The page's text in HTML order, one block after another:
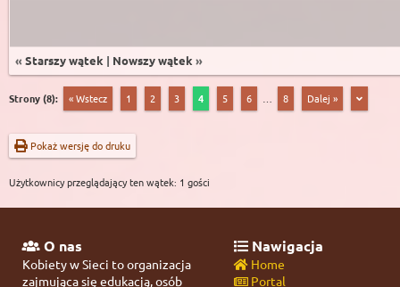
« Starszy wątek | Nowszy wątek »
Strony (8): « Wstecz 1 2 3 4 5 6 8 Dalej »
Pokaż wersję do druku
Użytkownicy przeglądający ten wątek: 1 gości
O nas
Kobiety w Sieci to organizacja
zajmująca się edukacją, osób
Nawigacja
Home
Portal